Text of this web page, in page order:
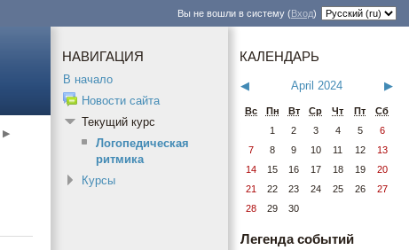
Вы не вошли в систему (Вход)
▶
НАВИГАЦИЯ
В начало
Новости сайта
Текущий курс
Логопедическая
ритмика
Курсы
КАЛЕНДАРЬ
◀ April 2024 ▶
Вс Пн Вт Ср Чт Пт
Сб
1
2 3 4 5
6
7
8 9 10 11 12
13
14
15 16 17 18 19
20
21
22 23 24 25 26
27
28
29 30
Легенда событий